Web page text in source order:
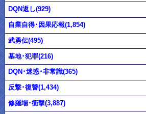
DQN返し(929)
自業自得･因果応報(1,854)
武勇伝(495)
基地･犯罪(216)
DQN･迷惑･非常識(365)
反撃･復讐(1,434)
修羅場･衝撃(3,887)